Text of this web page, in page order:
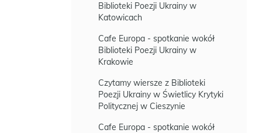
Biblioteki Poezji Ukrainy w
Katowicach
Cafe Europa - spotkanie wokół
Biblioteki Poezji Ukrainy w
Krakowie
Czytamy wiersze z Biblioteki
Poezji Ukrainy w Świetlicy Krytyki
Politycznej w Cieszynie
Cafe Europa - spotkanie wokół